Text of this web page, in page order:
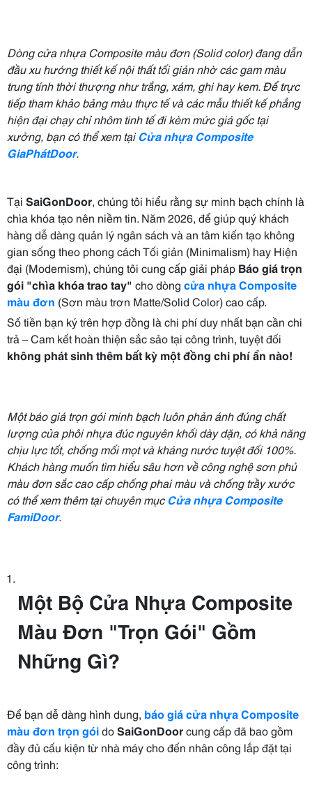
Dòng cửa nhựa Composite màu đơn (Solid color) đang dẫn
đầu xu hướng thiết kế nội thất tối giản nhờ các gam màu
trung tính thời thượng như trắng, xám, ghi hay kem. Để trực
tiếp tham khảo bảng màu thực tế và các mẫu thiết kế phẳng
hiện đại chạy chỉ nhôm tinh tế đi kèm mức giá gốc tại
xưởng, bạn có thể xem tạiCửa nhựa Composite
GiaPhátDoor.
Tại SaiGonDoor, chúng tôi hiểu rằng sự minh bạch chính là
chìa khóa tạo nên niềm tin. Năm 2026, để giúp quý khách
hàng dễ dàng quản lý ngân sách và an tâm kiến tạo không
gian sống theo phong cách Tối giản (Minimalism) hay Hiện
đại (Modernism), chúng tôi cung cấp giải pháp Báo giá trọn
gói "chìa khóa trao tay" cho dòng cửa nhựa Composite
màu đơn (Sơn màu trơn Matte/Solid Color) cao cấp.
Số tiền bạn ký trên hợp đồng là chi phí duy nhất bạn cần chi
trả – Cam kết hoàn thiện sắc sảo tại công trình, tuyệt đối
không phát sinh thêm bất kỳ một đồng chi phí ẩn nào!
Một báo giá trọn gói minh bạch luôn phản ánh đúng chất
lượng của phôi nhựa đúc nguyên khối dày dặn, có khả năng
chịu lực tốt, chống mối mọt và kháng nước tuyệt đối 100%.
Khách hàng muốn tìm hiểu sâu hơn về công nghệ sơn phủ
màu đơn sắc cao cấp chống phai màu và chống trầy xước
có thể xem thêm tại chuyên mụcCửa nhựa Composite
FamiDoor.
Một Bộ Cửa Nhựa Composite
Màu Đơn "Trọn Gói" Gồm
Những Gì?
Để bạn dễ dàng hình dung, báo giá cửa nhựa Composite
màu đơn trọn góidoSaiGonDoorcung cấp đã bao gồm
đầy đủ cấu kiện từ nhà máy cho đến nhân công lắp đặt tại
công trình: